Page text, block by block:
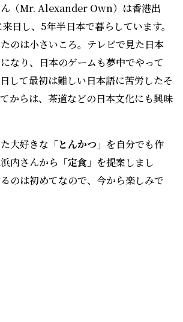
ん（Mr. Alexander Own）は香港出
日し、5年半日本で暮らしています。
のは小さいころ。テレビで見た日本
なり、日本のゲームも夢中でやって
して最初は難しい日本語に苦労したそ
からは、茶道などの日本文化にも興味
大好きな 「とんかつ」 を自分でも作
内さんから「定食 」を提案しまし
のは初めてなので、今から楽しみで